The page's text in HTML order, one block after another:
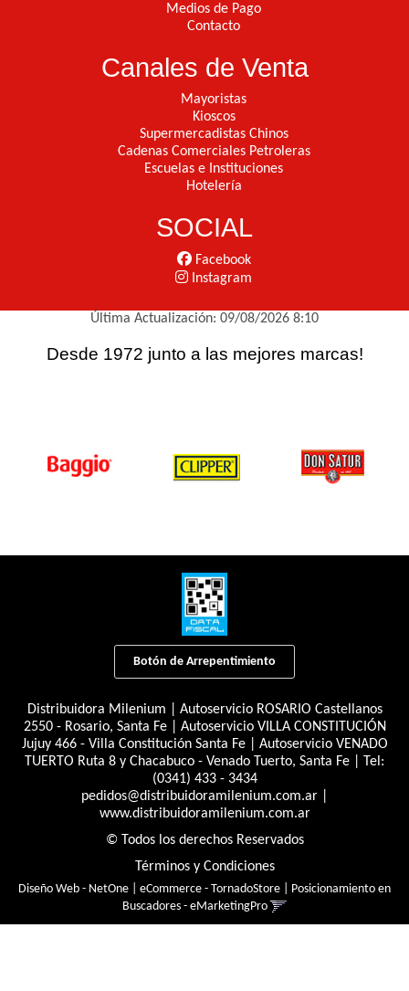
Medios de Pago
Contacto
Canales de Venta
Mayoristas
Kioscos
Supermercadistas Chinos
Cadenas Comerciales Petroleras
Escuelas e Instituciones
Hotelería
SOCIAL
Facebook
Instagram
Última Actualización: 09/08/2026 8:10
Desde 1972 junto a las mejores marcas!
Botón de Arrepentimiento
Distribuidora Milenium | Autoservicio ROSARIO Castellanos
2550 - Rosario, Santa Fe | Autoservicio VILLA CONSTITUCIÓN
Jujuy 466 - Villa Constitución Santa Fe | Autoservicio VENADO
TUERTO Ruta 8 y Chacabuco - Venado Tuerto, Santa Fe | Tel:
(0341) 433 - 3434
pedidos@distribuidoramilenium.com.ar
www.distribuidoramilenium.com.ar
© Todos los derechos Reservados
Términos y Condiciones
Diseño Web - NetOne eCommerce - TornadoStore
Posicionamiento en
Buscadores - eMarketingPro